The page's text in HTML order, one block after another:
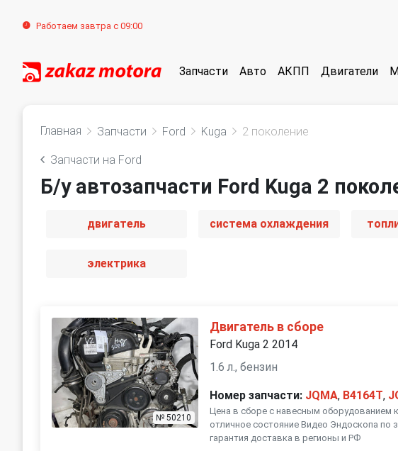
Работаем завтра с 09:00
Запчасти Авто АКПП Двигатели
Главная Запчасти Ford Kuga 2 поколение
Запчасти на Ford
Б/у автозапчасти Ford Kuga 2
двигатель система охлаждения
электрика
№ 50210
Двигатель в сборе
Ford Kuga 2 2014
1.6 л., бензин
Номер запчасти: JQMA, B4164T,
Цена в сборе с навесным оборудованием
отличное состояние Видео Эндоскопа по
гарантия доставка в регионы и РФ